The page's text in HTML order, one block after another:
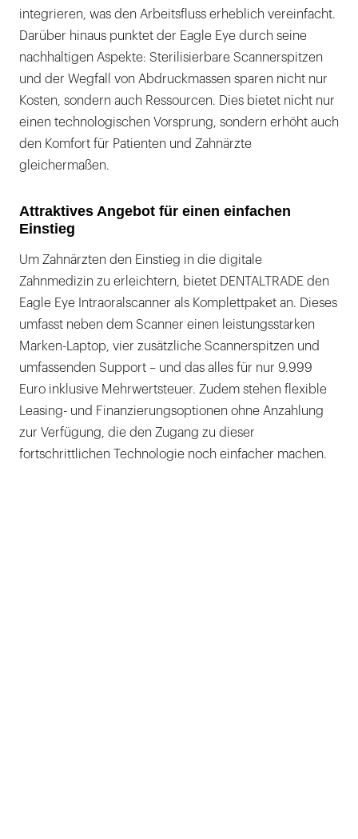
integrieren, was den Arbeitsfluss erheblich vereinfacht.
Darüber hinaus punktet der Eagle Eye durch seine
nachhaltigen Aspekte: Sterilisierbare Scannerspitzen
und der Wegfall von Abdruckmassen sparen nicht nur
Kosten, sondern auch Ressourcen. Dies bietet nicht nur
einen technologischen Vorsprung, sondern erhöht auch
den Komfort für Patienten und Zahnärzte
gleichermaßen.
Attraktives Angebot für einen einfachen
Einstieg
Um Zahnärzten den Einstieg in die digitale
Zahnmedizin zu erleichtern, bietet DENTALTRADE den
Eagle Eye Intraoralscanner als Komplettpaket an. Dieses
umfasst neben dem Scanner einen leistungsstarken
Marken-Laptop, vier zusätzliche Scannerspitzen und
umfassenden Support – und das alles für nur 9.999
Euro inklusive Mehrwertsteuer. Zudem stehen flexible
Leasing- und Finanzierungsoptionen ohne Anzahlung
zur Verfügung, die den Zugang zu dieser
fortschrittlichen Technologie noch einfacher machen.